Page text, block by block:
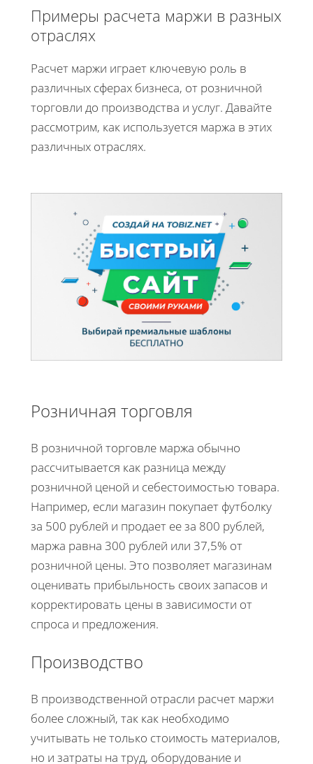
Примеры расчета маржи в разных
отраслях
Расчет маржи играет ключевую роль в
различных сферах бизнеса, от розничной
торговли до производства и услуг. Давайте
рассмотрим, как используется маржа в этих
различных отраслях.
Розничная торговля
В розничной торговле маржа обычно
рассчитывается как разница между
розничной ценой и себестоимостью товара.
Например, если магазин покупает футболку
за 500 рублей и продает ее за 800 рублей,
маржа равна 300 рублей или 37,5% от
розничной цены. Это позволяет магазинам
оценивать прибыльность своих запасов и
корректировать цены в зависимости от
спроса и предложения.
Производство
В производственной отрасли расчет маржи
более сложный, так как необходимо
учитывать не только стоимость материалов,
но и затраты на труд, оборудование и